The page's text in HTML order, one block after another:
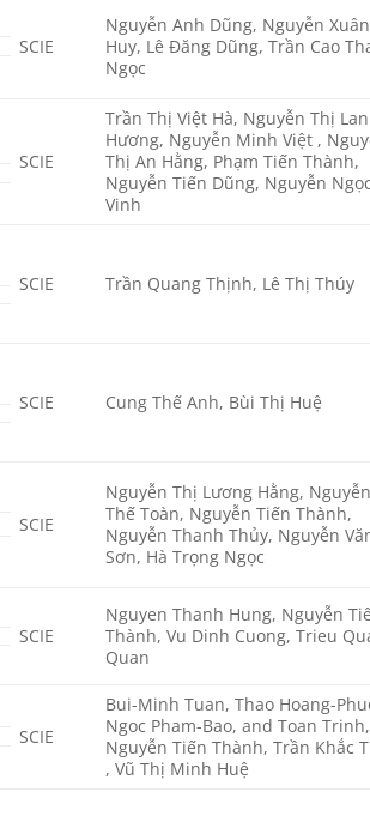
SCIE
Nguyễn Anh Dũng, Nguyễn Xuân
Huy, Lê Đăng Dũng, Trần Cao
Ngọc
SCIE
Trần Thị Việt Hà, Nguyễn Thị Lan
Hương, Nguyễn Minh Việt ,
Thị An Hằng, Phạm Tiến Thành,
Nguyễn Tiến Dũng, Nguyễn Ngọc
Vinh
SCIE
Trần Quang Thịnh, Lê Thị Thúy
SCIE
Cung Thế Anh, Bùi Thị Huệ
SCIE
Nguyễn Thị Lương Hằng, Nguyễn
Thế Toàn, Nguyễn Tiến Thành,
Nguyễn Thanh Thủy, Nguyễn
Sơn, Hà Trọng Ngọc
SCIE
Nguyen Thanh Hung, Nguyễn
Thành, Vu Dinh Cuong, Trieu
Quan
SCIE
Bui-Minh Tuan, Thao Hoang-
Ngoc Pham-Bao, and Toan Trinh,
Nguyễn Tiến Thành, Trần Khắc
, Vũ Thị Minh Huệ